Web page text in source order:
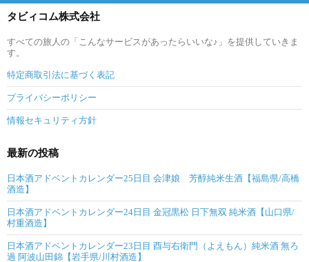
タビィコム株式会社
すべての旅人の「こんなサービスがあったらいいな♪」を提供していきま
す。
特定商取引法に基づく表記
プライバシーポリシー
情報セキュリティ方針
最新の投稿
日本酒アドベントカレンダー25日目 会津娘 芳醇純米生酒【福島県/高橋
酒造】
日本酒アドベントカレンダー24日目 金冠黒松 日下無双 純米酒【山口県/
村重酒造】
日本酒アドベントカレンダー23日目 酉与右衛門（よえもん）純米酒 無ろ
過 阿波山田錦【岩手県/川村酒造】